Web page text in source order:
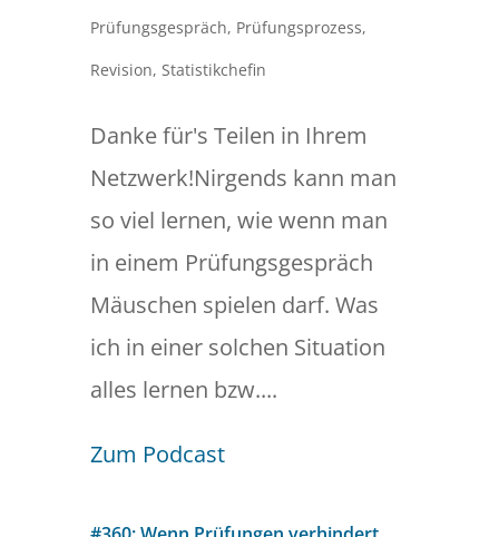
Prüfungsgespräch, Prüfungsprozess,
Revision, Statistikchefin
Danke für's Teilen in Ihrem
Netzwerk!Nirgends kann man
so viel lernen, wie wenn man
in einem Prüfungsgespräch
Mäuschen spielen darf. Was
ich in einer solchen Situation
alles lernen bzw....
Zum Podcast